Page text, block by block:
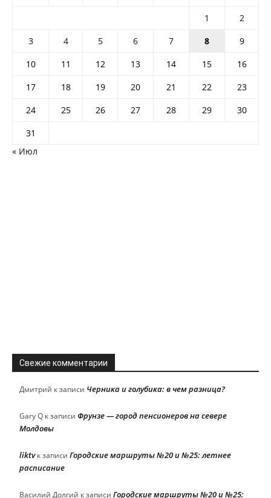
1
2
3
4 5 6 7 8
9
10
11 12 13 14 15
16
17
18 19 20 21 22
23
24
25 26 27 28 29
30
31
« Июл
Свежие комментарии
Дмитрий к записи Черника и голубика: в чем разница?
Gary Q к записи Фрунзе — город пенсионеров на севере
Молдовы
liktvк записи Городские маршруты №20 и №25: летнее
расписание
Василий Долгий к записи Городские маршруты №20 и №25: